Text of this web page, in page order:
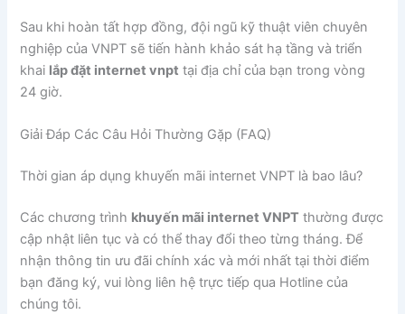
Sau khi hoàn tất hợp đồng, đội ngũ kỹ thuật viên chuyên
nghiệp của VNPT sẽ tiến hành khảo sát hạ tầng và triển
khai lắp đặt internet vnpt tại địa chỉ của bạn trong vòng
24 giờ.
Giải Đáp Các Câu Hỏi Thường Gặp (FAQ)
Thời gian áp dụng khuyến mãi internet VNPT là bao lâu?
Các chương trình khuyến mãi internet VNPT thường được
cập nhật liên tục và có thể thay đổi theo từng tháng. Để
nhận thông tin ưu đãi chính xác và mới nhất tại thời điểm
bạn đăng ký, vui lòng liên hệ trực tiếp qua Hotline của
chúng tôi.